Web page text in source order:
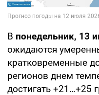
В понедельник, 13
ожидаются
кратковременные
регионов днем
достигать +21…+25